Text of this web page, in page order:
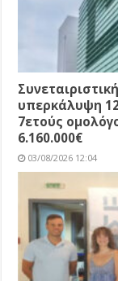
υπερκάλυψη
7ετούς
6.160.000€
03/08/2026 12:04